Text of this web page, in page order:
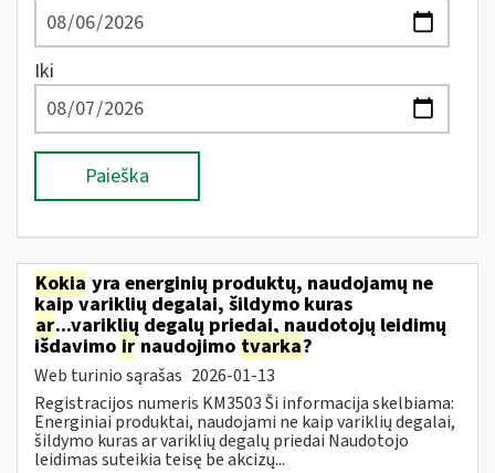
Iki
Paieška
Kokia yra energinių produktų, naudojamų ne
kaip variklių degalai, šildymo kuras
ar...variklių degalų priedai, naudotojų leidimų
išdavimo ir naudojimo tvarka?
Web turinio sąrašas 2026-01-13
Registracijos numeris KM3503 Ši informacija skelbiama:
Energiniai produktai, naudojami ne kaip variklių degalai,
šildymo kuras ar variklių degalų priedai Naudotojo
leidimas suteikia teisę be akcizų...